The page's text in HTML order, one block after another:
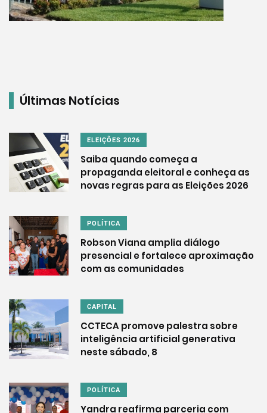
Últimas Notícias
ELEIÇÕES 2026
Saiba quando começa a
propaganda eleitoral e conheça as
novas regras para as Eleições 2026
POLÍTICA
Robson Viana amplia diálogo
presencial e fortalece aproximação
com as comunidades
CAPITAL
CCTECA promove palestra sobre
inteligência artificial generativa
neste sábado, 8
POLÍTICA
Yandra reafirma parceria com